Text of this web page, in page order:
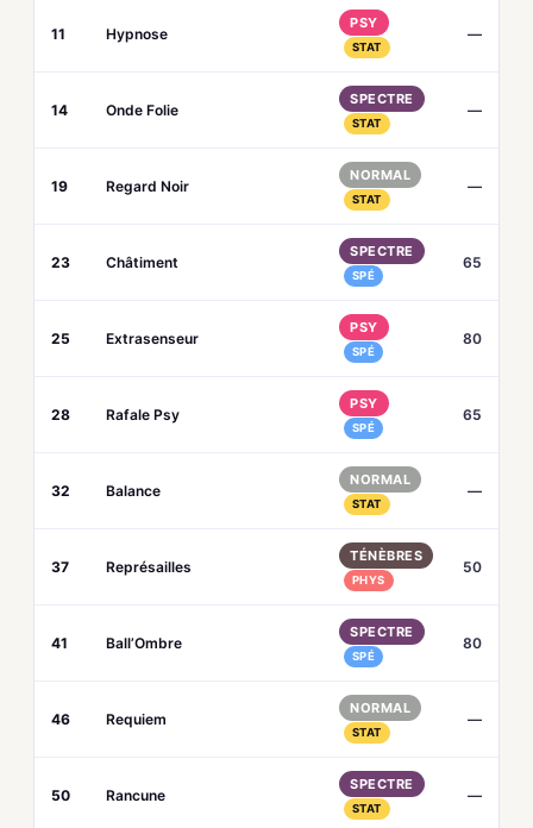
11 Hypnose
PSY
STAT
—
14 Onde Folie
SPECTRE
STAT
—
19 Regard Noir
NORMAL
STAT
—
23 Châtiment
SPECTRE
SPÉ
65
25 Extrasenseur
PSY
SPÉ
80
28 Rafale Psy
PSY
SPÉ
65
32 Balance
NORMAL
STAT
—
37 Représailles
TÉNÈBRES
PHYS
50
41 Ball’Ombre
SPECTRE
SPÉ
80
46 Requiem
NORMAL
STAT
—
50 Rancune
SPECTRE
STAT
—